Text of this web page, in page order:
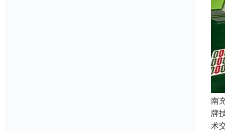
南
牌
术